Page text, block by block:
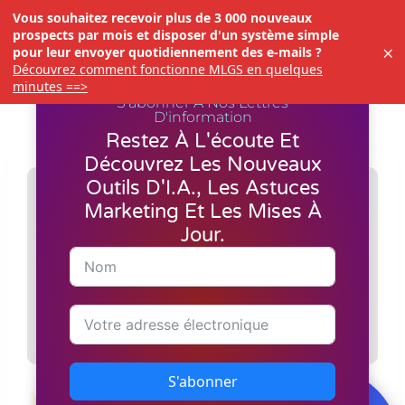
Vous souhaitez recevoir plus de 3 000 nouveaux
prospects par mois et disposer d'un système simple
pour leur envoyer quotidiennement des e-mails ?
Découvrez comment fonctionne MLGS en quelques
minutes ==>
×
S'abonner À Nos Lettres
D'information
Restez À L'écoute Et
Découvrez Les Nouveaux
Outils D'I.A., Les Astuces
Marketing Et Les Mises À
Jour.
S'abonner